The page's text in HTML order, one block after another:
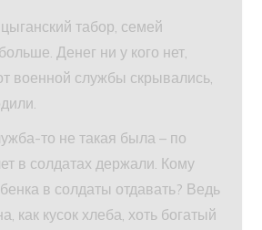
табор, семей
Денег ни у кого нет,
военной службы скрывались,
то не такая была – по
в солдатах держали. Кому
в солдаты отдавать? Ведь
как кусок хлеба, хоть богатый